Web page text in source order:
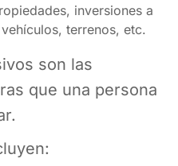
inversiones a
terrenos, etc.
son las
que una persona